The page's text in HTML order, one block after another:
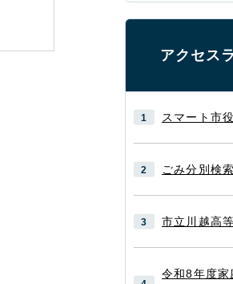
アクセス
スマート市
ごみ分別検索
市立川越高
令和8年度家